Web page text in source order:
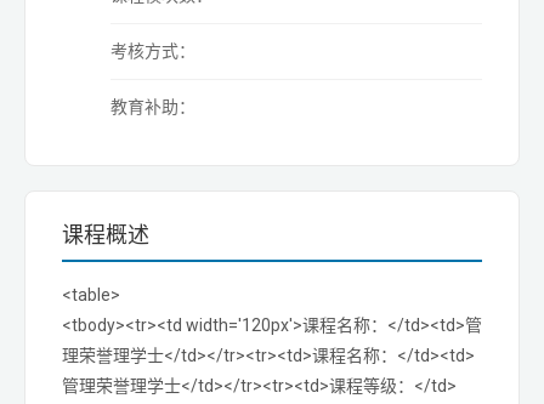
考核方式：
教育补助：
课程概述
<table>
<tbody><tr><td width='120px'>课程名称：</td><td>管
理荣誉理学士</td></tr><tr><td>课程名称：</td><td>
管理荣誉理学士</td></tr><tr><td>课程等级：</td>